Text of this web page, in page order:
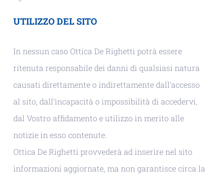
UTILIZZO DEL SITO
In nessun caso Ottica De Righetti potrà essere
ritenuta responsabile dei danni di qualsiasi natura
causati direttamente o indirettamente dall’accesso
al sito, dall’incapacità o impossibilità di accedervi,
dal Vostro affidamento e utilizzo in merito alle
notizie in esso contenute.
Ottica De Righetti provvederà ad inserire nel sito
informazioni aggiornate, ma non garantisce circa la